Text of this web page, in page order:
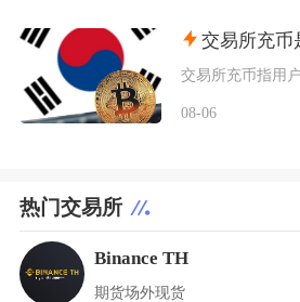
交易所充币
08-06
热门交易所
Binance TH
期货场外现货